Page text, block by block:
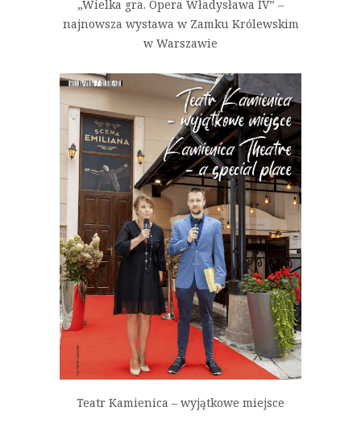
„Wielka gra. Opera Władysława IV” –
najnowsza wystawa w Zamku Królewskim
w Warszawie
Teatr Kamienica – wyjątkowe miejsce